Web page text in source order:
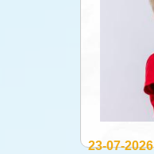
23-07-2026